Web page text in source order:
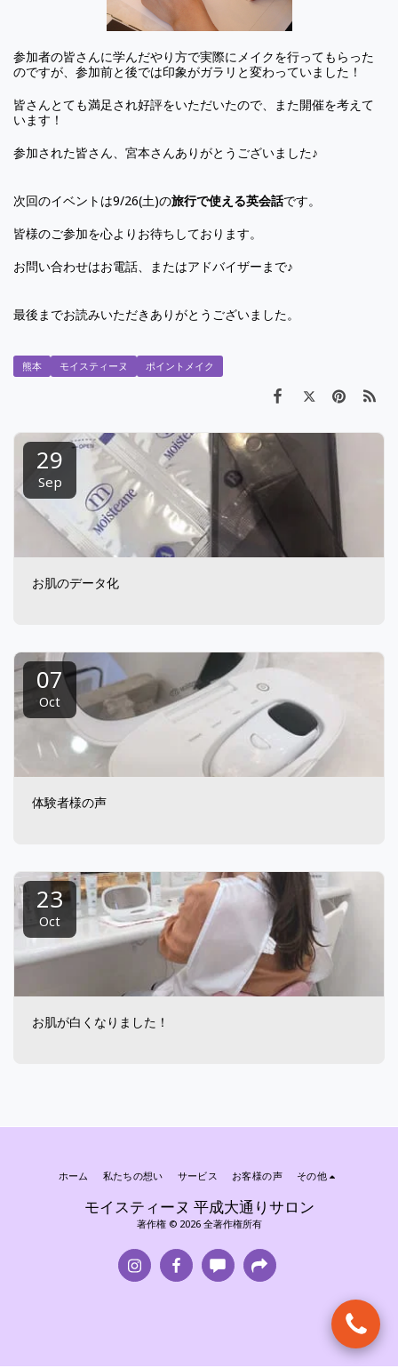
参加者の皆さんに学んだやり方で実際にメイクを行ってもらった
のですが、参加前と後では印象がガラリと変わっていました！
皆さんとても満足され好評をいただいたので、また開催を考えて
います！
参加された皆さん、宮本さんありがとうございました♪
次回のイベントは9/26(土)の旅行で使える英会話です。
皆様のご参加を心よりお待ちしております。
お問い合わせはお電話、またはアドバイザーまで♪
最後までお読みいただきありがとうございました。
熊本 モイスティーヌ ポイントメイク
29
Sep
お肌のデータ化
07
Oct
体験者様の声
23
Oct
お肌が白くなりました！
モイスティーヌ 平成大通りサロン
著作権 © 2026 全著作権所有
ホーム 私たちの想い サービス お客様の声 その他